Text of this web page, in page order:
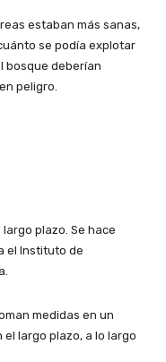
estaban más sanas,
se podía explotar
bosque deberían
peligro.
plazo. Se hace
el Instituto de
medidas en un
largo plazo, a lo largo